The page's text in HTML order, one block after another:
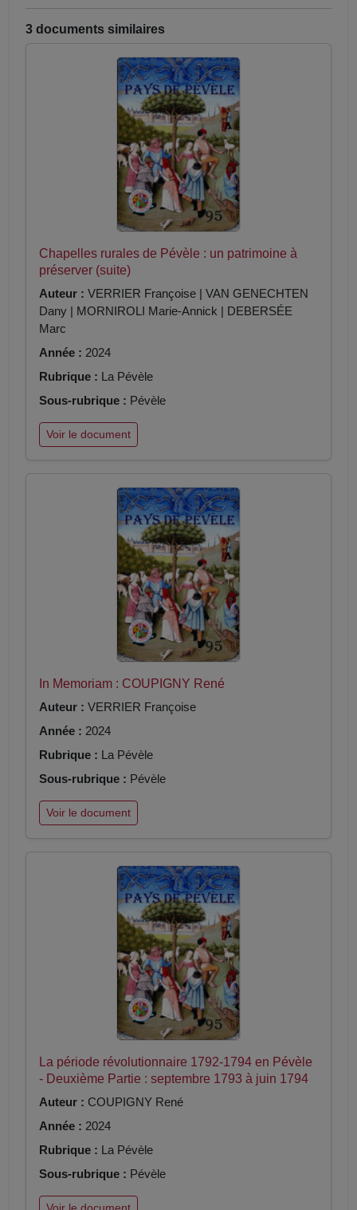
3 documents similaires
Chapelles rurales de Pévèle : un patrimoine à
préserver (suite)
Auteur : VERRIER Françoise | VAN GENECHTEN
Dany | MORNIROLI Marie-Annick | DEBERSÉE
Marc
Année : 2024
Rubrique : La Pévèle
Sous-rubrique : Pévèle
Voir le document
In Memoriam : COUPIGNY René
Auteur : VERRIER Françoise
Année : 2024
Rubrique : La Pévèle
Sous-rubrique : Pévèle
Voir le document
La période révolutionnaire 1792-1794 en Pévèle
- Deuxième Partie : septembre 1793 à juin 1794
Auteur : COUPIGNY René
Année : 2024
Rubrique : La Pévèle
Sous-rubrique : Pévèle